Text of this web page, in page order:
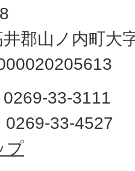
郡山ノ内町大
33-3111
0269-33-4527
プ